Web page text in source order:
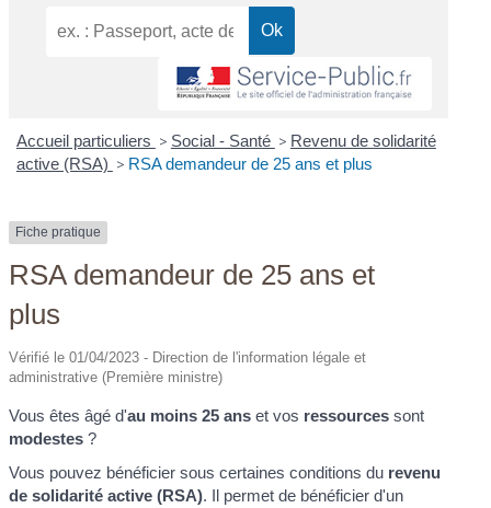
Accueil particuliers > Social - Santé > Revenu de solidarité
active (RSA) > RSA demandeur de 25 ans et plus
Fiche pratique
RSA demandeur de 25 ans et
plus
Vérifié le 01/04/2023 - Direction de l'information légale et
administrative (Première ministre)
Vous êtes âgé d'au moins 25 ans et vos ressources sont
modestes ?
Vous pouvez bénéficier sous certaines conditions du revenu
de solidarité active (RSA). Il permet de bénéficier d'un